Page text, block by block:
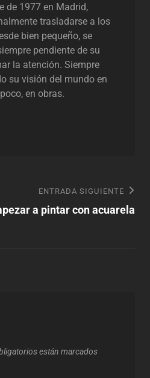
de 1977 en Madrid,
trasladarse a los
bien pequeño, se
pendiente de su
la atención. Siempre
su visión del mundo en
en obras.
ENTRADA SIGUIENTE
a pintar con acuarela
están marcados